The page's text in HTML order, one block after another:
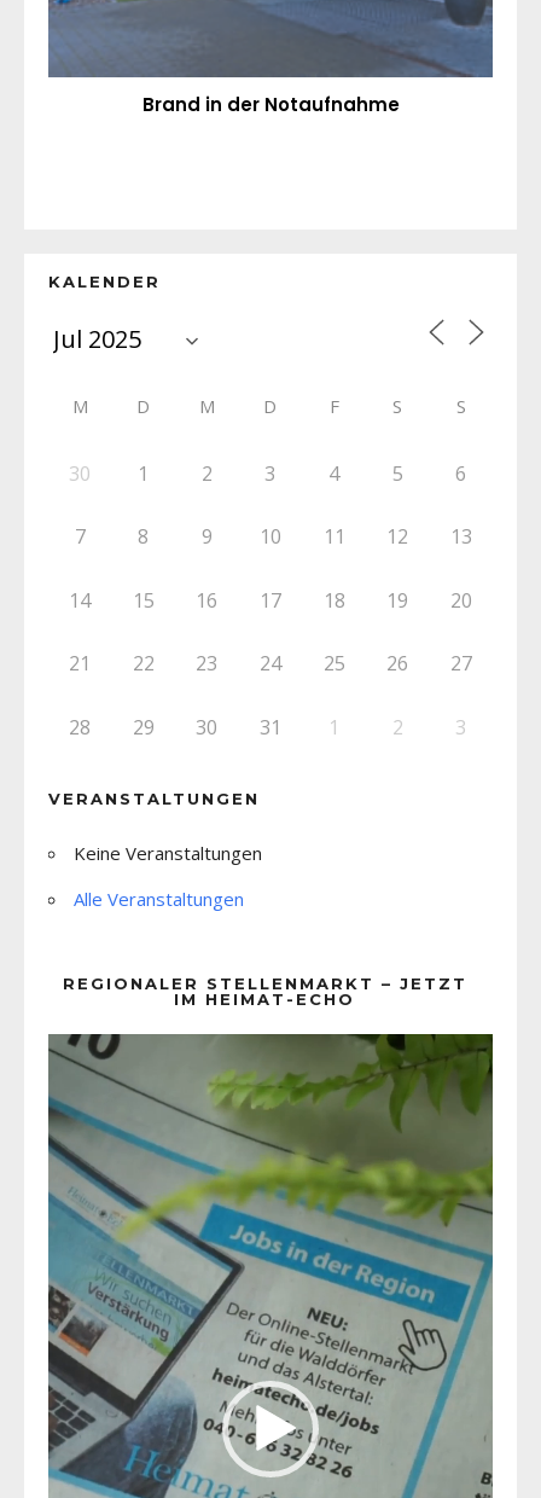
Brand in der Notaufnahme
KALENDER
M D M D F S S
30 1 2 3 4 5 6
7 8 9 10 11 12 13
14 15 16 17 18 19 20
21 22 23 24 25 26 27
28 29 30 31 1 2 3
VERANSTALTUNGEN
Keine Veranstaltungen
Alle Veranstaltungen
REGIONALER STELLENMARKT – JETZT
IM HEIMAT-ECHO
Player